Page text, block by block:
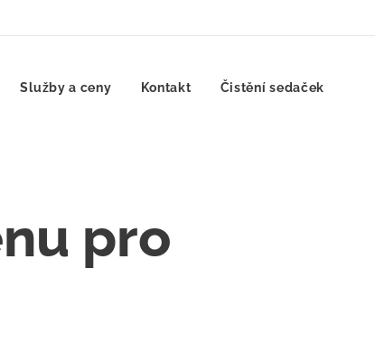
Služby a ceny Kontakt Čistění sedaček
pro